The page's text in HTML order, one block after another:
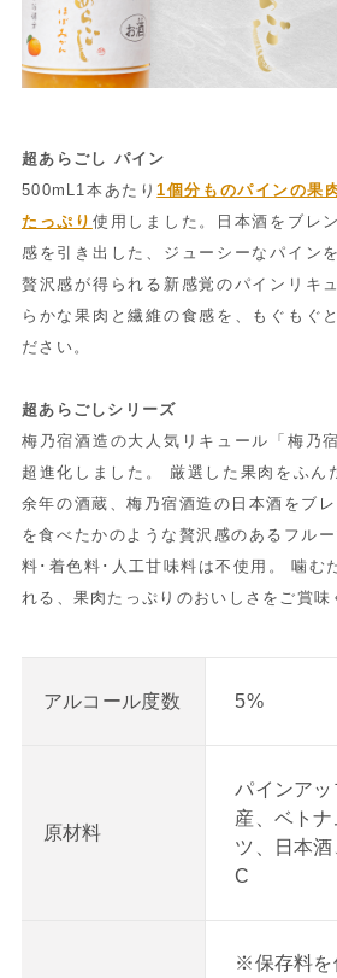
超あらごし パイン
500mL1本あたり1個分ものパインの果
たっぷり 使用しました。日本酒をブレ
感を引き出した、ジューシーなパイン
贅沢感が得られる新感覚のパインリキ
らかな果肉と繊維の食感を、もぐもぐ
ださい。
超あらごしシリーズ
梅乃宿酒造の大人気リキュール「梅乃
超進化しました。 厳選した果肉をふん
余年の酒蔵、梅乃宿酒造の日本酒をブ
を食べたかのような贅沢感のあるフル
料･着色料･人工甘味料は不使用。 噛む
れる、果肉たっぷりのおいしさをご賞味
アルコール度数 5%
原材料
パインア
産、ベト
ツ、日本
C
※保存料を